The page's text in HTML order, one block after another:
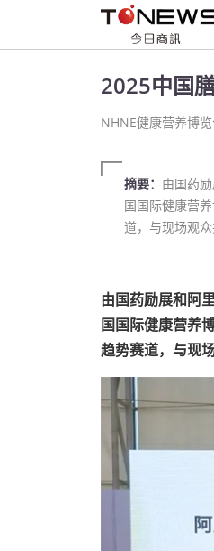
2025中国
NHNE健康营养博
摘要： 由国药
国国际健康营
道，与现场观
由国药励展和阿
国国际健康营养
趋势赛道，与现